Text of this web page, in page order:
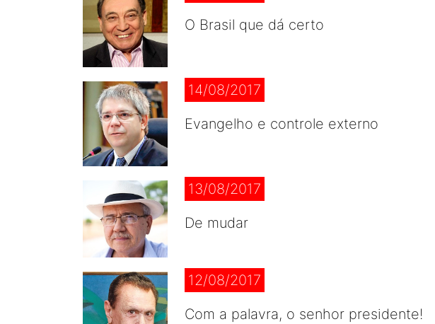
O Brasil que dá certo
14/08/2017
Evangelho e controle externo
13/08/2017
De mudar
12/08/2017
Com a palavra, o senhor presidente!